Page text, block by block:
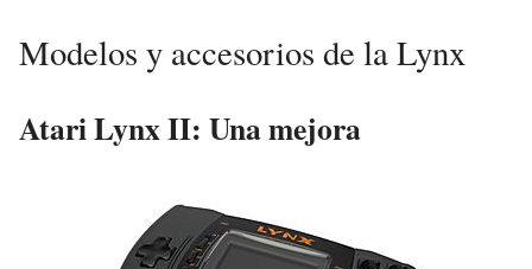
Modelos y accesorios de la Lynx
Atari Lynx II: Una mejora